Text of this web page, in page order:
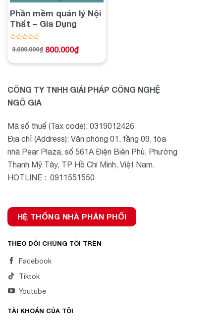
Phần mềm quản lý Nội
Thất – Gia Dụng
xếp
0
3.000.000₫
Giá
3.000.000₫.
800.000₫
Giá
là:
CÔNG TY TNHH GIẢI PHÁP CÔNG NGHỆ
NGÔ GIA
Mã số thuế (Tax code): 0319012426
Địa chỉ (Address): Văn phòng 01, tầng 09, tòa
nhà Pear Plaza, số 561A Điện Biên Phủ, Phường
Thạnh Mỹ Tây, TP Hồ Chí Minh, Việt Nam.
HOTLINE : 0911551550
HỆ THỐNG NHÀ PHÂN PHỐI
THEO DÕI CHÚNG TÔI TRÊN
Facebook
Tiktok
Youtube
TÀI KHOẢN CỦA TÔI